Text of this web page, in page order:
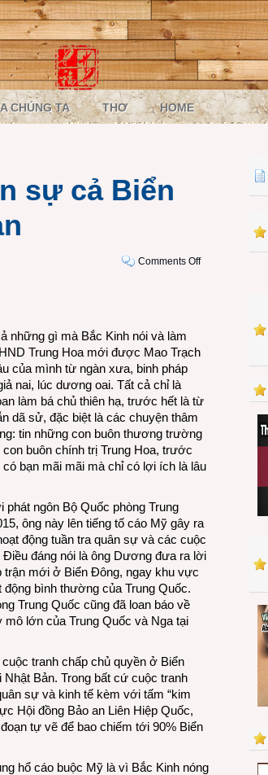
CHÚNG TA THƠ HOME
sự cả Biển
Comments Offon
sự
Đông
Biển
Bản
những gì mà Bắc Kinh nói và làm
Trung Hoa mới được Mao Trạch
của mình từ ngàn xưa, binh pháp
nai, lúc dương oai. Tất cả chỉ là
làm bá chủ thiên hạ, trước hết là từ
dã sử, đặc biệt là các chuyện thâm
tin những con buôn thương trường
buôn chính trị Trung Hoa, trước
bạn mãi mãi mà chỉ có lợi ích là lâu
ngôn Bộ Quốc phòng Trung
ông này lên tiếng tố cáo Mỹ gây ra
động tuần tra quân sự và các cuộc
đáng nói là ông Dương đưa ra lời
trận mới ở Biển Đông, ngay khu vực
bình thường của Trung Quốc.
Trung Quốc cũng đã loan báo về
lớn của Trung Quốc và Nga tại
tranh chấp chủ quyền ở Biển
Bản. Trong bất cứ cuộc tranh
sự và kinh tế kèm với tấm “kim
Hội đồng Bảo an Liên Hiệp Quốc,
tự vẽ để bao chiếm tới 90% Biển
hổ cáo buộc Mỹ là vì Bắc Kinh nóng